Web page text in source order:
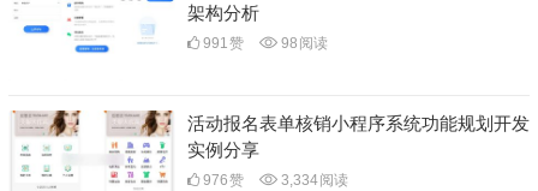
架构分析
991赞 98 阅读
活动报名表单核销小程序系统功能规划开发
实例分享
976赞 3,334阅读